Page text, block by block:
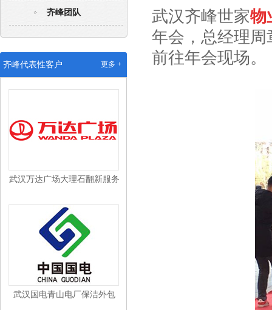
齐峰团队
齐峰代表性客户 更多 +
武汉沃尔玛配送中心保洁外包
武汉万达广场大理石翻新服务
武汉国电青山电厂保洁外包
武汉齐峰世家物
年会，总经理
前往年会现场。